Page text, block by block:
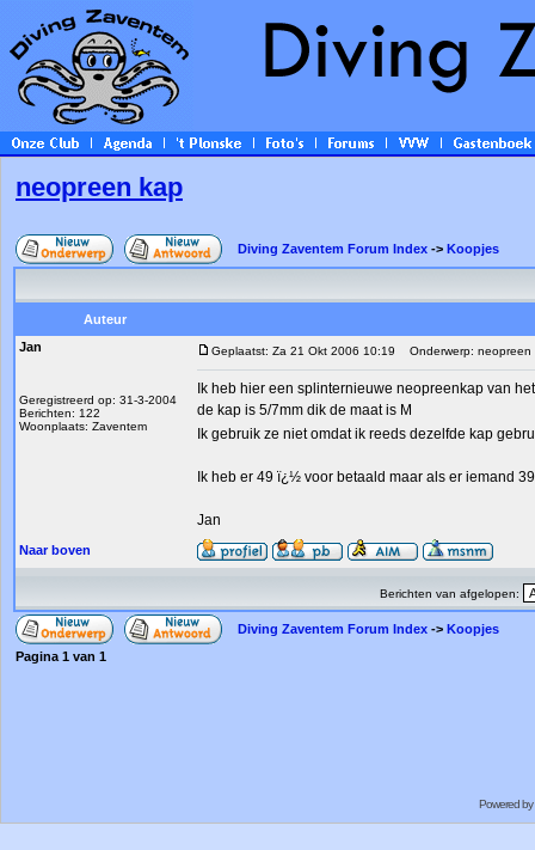
neopreen kap
Diving Zaventem Forum Index -> Koopjes
Auteur
Jan
Geregistreerd op: 31-3-2004
Berichten: 122
Woonplaats: Zaventem
Geplaatst: Za 21 Okt 2006 10:19 Onderwerp: neopreen
Ik heb hier een splinternieuwe neopreenkap van
de kap is 5/7mm dik de maat is M
Ik gebruik ze niet omdat ik reeds dezelfde kap
Ik heb er 49 ï¿½ voor betaald maar als er iemand
Jan
Naar boven
Berichten van afgelopen:
Diving Zaventem Forum Index -> Koopjes
Pagina 1 van 1
Powered by